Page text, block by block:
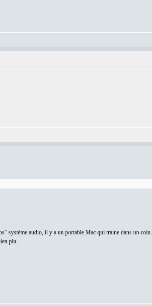
système audio, il y a un portable Mac qui traine dans un coin.
plu.